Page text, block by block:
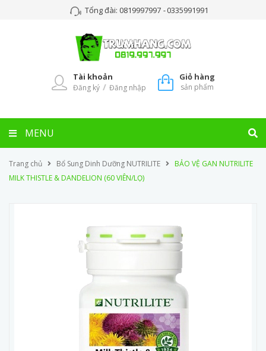
Tổng đài: 0819997997 -0335991991
Tài khoản
Đăng ký / Đăng nhập
Giỏ hàng
sản phẩm
MENU
Trang chủ Bổ Sung Dinh Dưỡng NUTRILITE
BẢO VỆ GAN NUTRILITE
MILK THISTLE & DANDELION (60 VIÊN/LỌ)